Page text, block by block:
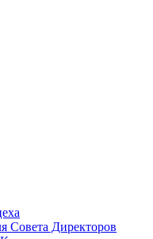
Совета Директоров